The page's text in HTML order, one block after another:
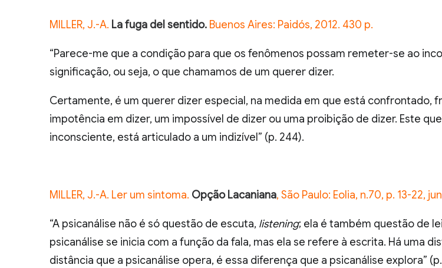
MILLER, J.-A. La fuga del sentido. Buenos Aires: Paidós, 2012. 430 p.
“Parece-me que a condição para que os fenômenos possam remeter-se ao
significação, ou seja, o que chamamos de um querer dizer.
Certamente, é um querer dizer especial, na medida em que está confrontado,
impotência em dizer, um impossível de dizer ou uma proibição de dizer. Este
inconsciente, está articulado a um indizível” (p. 244).
MILLER, J.-A. Ler um sintoma. Opção Lacaniana, São Paulo: Eolia, n.70, p. 13-22,
“A psicanálise não é só questão de escuta, listening; ela é também questão de
psicanálise se inicia com a função da fala, mas ela se refere à escrita. Há uma
distância que a psicanálise opera, é essa diferença que a psicanálise explora” (p.